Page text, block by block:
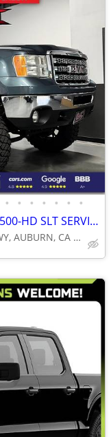
• • • • • • •
2014 GMC Sierra 2500HD 2500 HD 2500-HD SLT SERVICED AND READY!
1010 GRASS VALLEY HWY, AUBURN, CA 95603